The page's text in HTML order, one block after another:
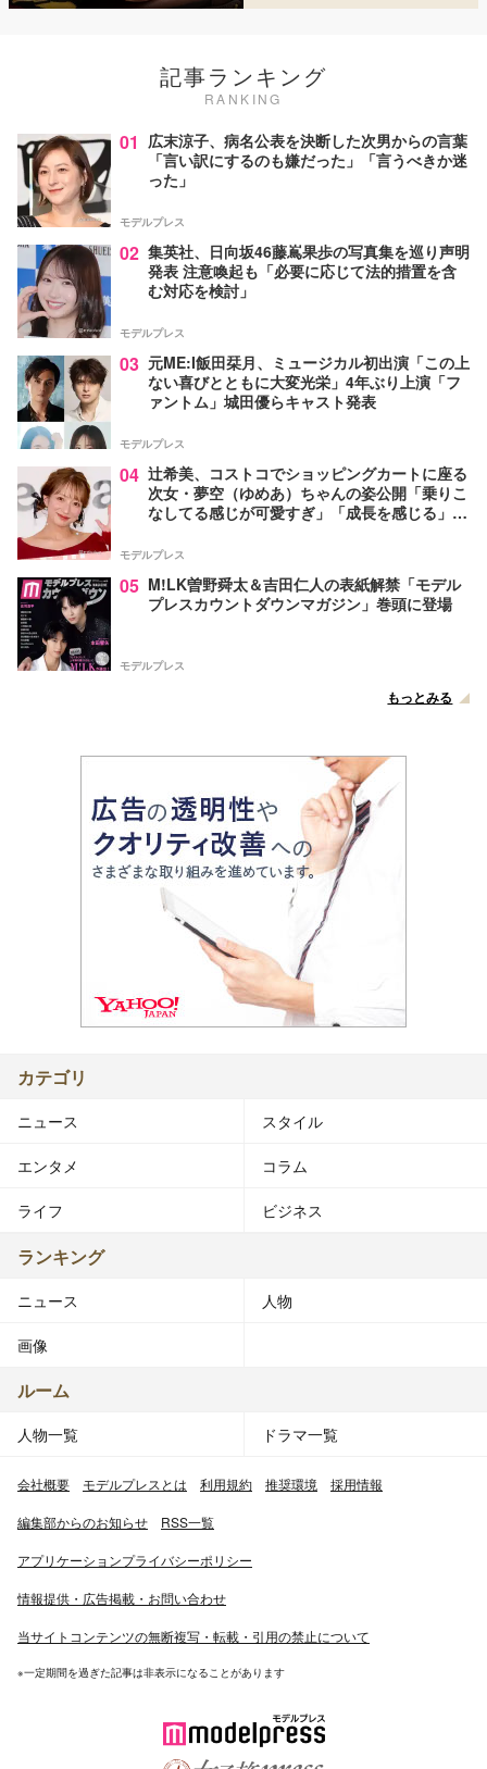
記事ランキング
RANKING
01 広末涼子、病名公表を決断した次男からの言葉
「言い訳にするのも嫌だった」「言うべきか迷
った」
モデルプレス
02 集英社、日向坂46藤嶌果歩の写真集を巡り声明
発表 注意喚起も「必要に応じて法的措置を含
む対応を検討」
モデルプレス
03 元ME:I飯田栞月、ミュージカル初出演「この上
ない喜びとともに大変光栄」4年ぶり上演「フ
ァントム」城田優らキャスト発表
モデルプレス
04 辻希美、コストコでショッピングカートに座る
次女・夢空（ゆめあ）ちゃんの姿公開「乗りこ
なしてる感じが可愛すぎ」「成長を感じる」の
モデルプレス
05 M!LK曽野舜太＆吉田仁人の表紙解禁「モデル
プレスカウントダウンマガジン」巻頭に登場
モデルプレス
もっとみる
カテゴリ
ニュース スタイル
エンタメ コラム
ライフ ビジネス
ランキング
ニュース 人物
画像
ルーム
人物一覧 ドラマ一覧
会社概要 モデルプレスとは 利用規約 推奨環境 採用情報
編集部からのお知らせ RSS一覧
アプリケーションプライバシーポリシー
情報提供・広告掲載・お問い合わせ
当サイトコンテンツの無断複写・転載・引用の禁止について
※一定期間を過ぎた記事は非表示になることがあります